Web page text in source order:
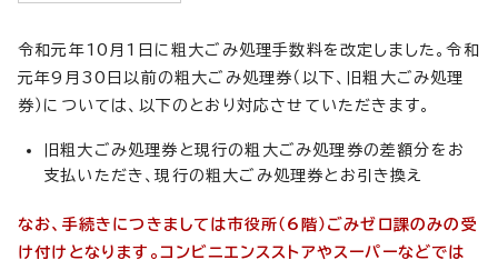
令和元年10月1日に粗大ごみ処理手数料を改定しました。令和
元年9月30日以前の粗大ごみ処理券（以下、旧粗大ごみ処理
券）については、以下のとおり対応させていただきます。
旧粗大ごみ処理券と現行の粗大ごみ処理券の差額分をお
支払いただき、現行の粗大ごみ処理券とお引き換え
なお、手続きにつきましては市役所（6階）ごみゼロ課のみの受
け付けとなります。コンビニエンスストアやスーパーなどでは